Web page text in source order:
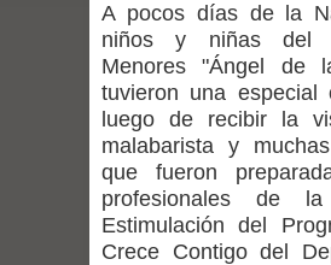
con comunidades
Alta positividad en
expertos reiteren
vacunarse
Mario Meza
A pocos días de la
niños y niñas del
Menores "Ángel de
tuvieron una especial
luego de recibir la
malabarista y
que fueron
profesionales de
Estimulación del
Crece Contigo del